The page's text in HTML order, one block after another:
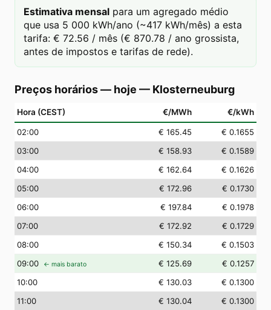
Estimativa mensal para um agregado médio
que usa 5 000 kWh/ano (~417 kWh/mês) a esta
tarifa: € 72.56 / mês (€ 870.78 / ano grossista,
antes de impostos e tarifas de rede).
Preços horários — hoje — Klosterneuburg
Hora (CEST) €/MWh €/kWh
02:00 € 165.45
€ 0.1655
03:00 € 158.93
€ 0.1589
04:00 € 162.64
€ 0.1626
05:00 € 172.96
€ 0.1730
06:00 € 197.84
€ 0.1978
07:00 € 172.92
€ 0.1729
08:00 € 150.34
€ 0.1503
09:00 ← mais barato € 125.69
€ 0.1257
10:00 € 130.03
€ 0.1300
11:00 € 130.04
€ 0.1300